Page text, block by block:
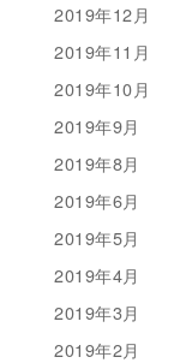
2019年12月
2019年11月
2019年10月
2019年9月
2019年8月
2019年6月
2019年5月
2019年4月
2019年3月
2019年2月